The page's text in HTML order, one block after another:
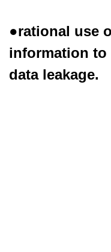
●rational use
information to
data leakage.